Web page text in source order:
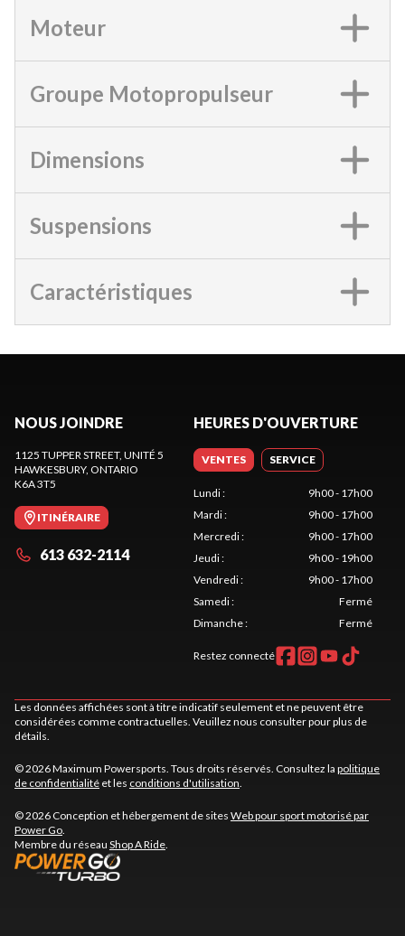
Moteur
Groupe Motopropulseur
Dimensions
Suspensions
Caractéristiques
NOUS JOINDRE
1125 TUPPER STREET, UNITÉ 5
HAWKESBURY, ONTARIO
K6A 3T5
ITINÉRAIRE
613 632-2114
HEURES D'OUVERTURE
VENTES SERVICE
Lundi:
9h00 - 17h00
Mardi:
9h00 - 17h00
Mercredi:
9h00 - 17h00
Jeudi:
9h00 - 19h00
Vendredi:
9h00 - 17h00
Samedi:
Fermé
Dimanche: Fermé
Restez connecté
Les données affichées sont à titre indicatif seulement et ne peuvent être
considérées comme contractuelles. Veuillez nous consulter pour plus de
détails.
© 2026 Maximum Powersports. Tous droits réservés. Consultez la politique
de confidentialité et les conditions d'utilisation
© 2026 Conception et hébergement de sites Web pour sport motorisé par
Power Go
Membre du réseau Shop A Ride